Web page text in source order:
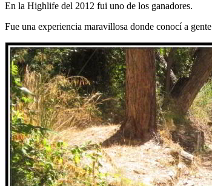
En la Highlife del 2012 fui uno de los ganadores.
Fue una experiencia maravillosa donde conocí a